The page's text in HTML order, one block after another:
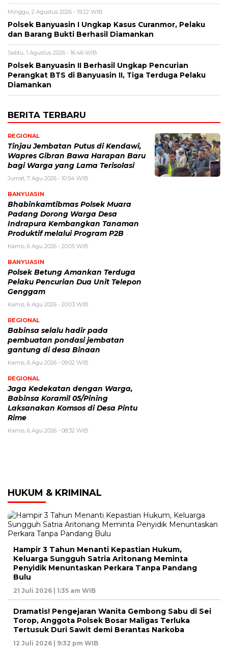
Minggu, 2 Agustus 2026 - 19:22 WIB
Polsek Banyuasin I Ungkap Kasus Curanmor, Pelaku
dan Barang Bukti Berhasil Diamankan
Sabtu, 1 Agustus 2026 - 16:46 WIB
Polsek Banyuasin II Berhasil Ungkap Pencurian
Perangkat BTS di Banyuasin II, Tiga Terduga Pelaku
Diamankan
BERITA TERBARU
REGIONAL
Tinjau Jembatan Putus di Kendawi,
Wapres Gibran Bawa Harapan Baru
bagi Warga yang Lama Terisolasi
Jumat, 7 Agu 2026 - 10:54 WIB
BANYUASIN
Bhabinkamtibmas Polsek Muara
Padang Dorong Warga Desa
Indrapura Kembangkan Tanaman
Produktif melalui Program P2B
Kamis, 6 Agu 2026 - 20:05 WIB
BANYUASIN
Polsek Betung Amankan Terduga
Pelaku Pencurian Dua Unit Telepon
Genggam
Kamis, 6 Agu 2026 - 20:03 WIB
REGIONAL
Babinsa selalu hadir pada
pembuatan pondasi jembatan
gantung di desa Binaan
Kamis, 6 Agu 2026 - 09:02 WIB
REGIONAL
Jaga Kedekatan dengan Warga,
Babinsa Koramil 05/Pining
Laksanakan Komsos di Desa Pintu
Rime
Kamis, 6 Agu 2026 - 08:32 WIB
HUKUM & KRIMINAL
Hampir 3 Tahun Menanti Kepastian Hukum,
Keluarga Sungguh Satria Aritonang Meminta
Penyidik Menuntaskan Perkara Tanpa Pandang
Bulu
21 Juli 2026 | 1:35 am WIB
Dramatis! Pengejaran Wanita Gembong Sabu di Sei
Torop, Anggota Polsek Bosar Maligas Terluka
Tertusuk Duri Sawit demi Berantas Narkoba
12 Juli 2026 | 9:32 pm WIB